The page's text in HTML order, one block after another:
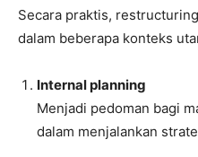
Secara praktis,
dalam beberapa konteks
Internal planning
Menjadi pedoman bagi
dalam menjalankan